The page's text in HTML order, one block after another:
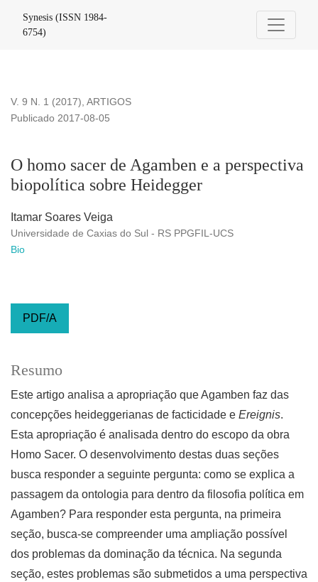
Synesis (ISSN 1984-
6754)
V. 9 N. 1 (2017), ARTIGOS
O homo sacer de Agamben e a perspectiva
biopolítica sobre Heidegger
Publicado 2017-08-05
Itamar Soares Veiga
Universidade de Caxias do Sul - RS PPGFIL-UCS
Bio
PDF/A
Resumo
Este artigo analisa a apropriação que Agamben faz das
concepções heideggerianas de facticidade e Ereignis.
Esta apropriação é analisada dentro do escopo da obra
Homo Sacer. O desenvolvimento destas duas seções
busca responder a seguinte pergunta: como se explica a
passagem da ontologia para dentro da filosofia política em
Agamben? Para responder esta pergunta, na primeira
seção, busca-se compreender uma ampliação possível
dos problemas da dominação da técnica. Na segunda
seção, estes problemas são submetidos a uma perspectiva